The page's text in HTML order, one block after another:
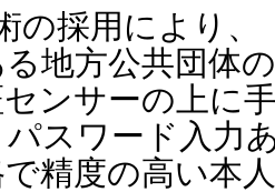
の採用により、
地方公共団体
ンサーの上に
スワード入力
で精度の高い本